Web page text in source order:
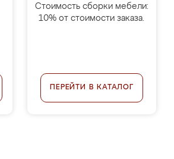
Стоимость сборки мебели:
10% от стоимости заказа.
ПЕРЕЙТИ В КАТАЛОГ